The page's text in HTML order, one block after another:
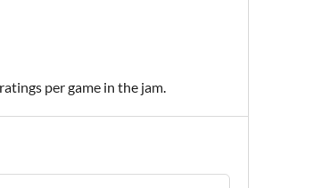
per game in the jam.